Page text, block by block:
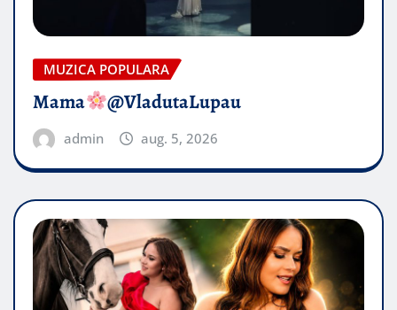
MUZICA POPULARA
Mama @VladutaLupau
admin aug. 5, 2026